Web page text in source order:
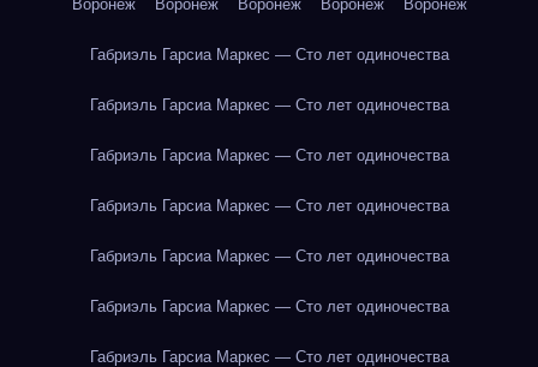
Воронеж Воронеж Воронеж Воронеж Воронеж
Габриэль Гарсиа Маркес — Сто лет одиночества
Габриэль Гарсиа Маркес — Сто лет одиночества
Габриэль Гарсиа Маркес — Сто лет одиночества
Габриэль Гарсиа Маркес — Сто лет одиночества
Габриэль Гарсиа Маркес — Сто лет одиночества
Габриэль Гарсиа Маркес — Сто лет одиночества
Габриэль Гарсиа Маркес — Сто лет одиночества